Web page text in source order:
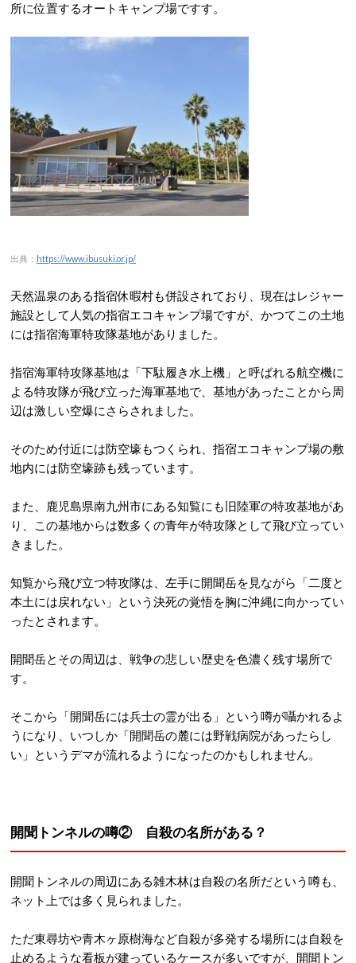
所に位置するオートキャンプ場ですす。
出典： https://www.ibusuki.or.jp/
天然温泉のある指宿休暇村も併設されており、現在はレジャー
施設として人気の指宿エコキャンプ場ですが、かつてこの土地
には指宿海軍特攻隊基地がありました。
指宿海軍特攻隊基地は「下駄履き水上機」と呼ばれる航空機に
よる特攻隊が飛び立った海軍基地で、基地があったことから周
辺は激しい空爆にさらされました。
そのため付近には防空壕もつくられ、指宿エコキャンプ場の敷
地内には防空壕跡も残っています。
また、鹿児島県南九州市にある知覧にも旧陸軍の特攻基地があ
り、この基地からは数多くの青年が特攻隊として飛び立ってい
きました。
知覧から飛び立つ特攻隊は、左手に開聞岳を見ながら「二度と
本土には戻れない」という決死の覚悟を胸に沖縄に向かってい
ったとされます。
開聞岳とその周辺は、戦争の悲しい歴史を色濃く残す場所で
す。
そこから「開聞岳には兵士の霊が出る」という噂が囁かれるよ
うになり、いつしか「開聞岳の麓には野戦病院があったらし
い」というデマが流れるようになったのかもしれません。
開聞トンネルの噂② 自殺の名所がある？
開聞トンネルの周辺にある雑木林は自殺の名所だという噂も、
ネット上では多く見られました。
ただ東尋坊や青木ヶ原樹海など自殺が多発する場所には自殺を
止めるような看板が建っているケースが多いですが、開聞トン